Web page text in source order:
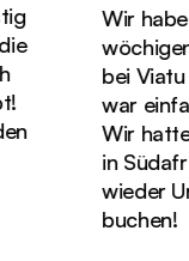
Wir haben
wöchigen
bei Viatu
war
Wir hatten
in
wieder
buchen!